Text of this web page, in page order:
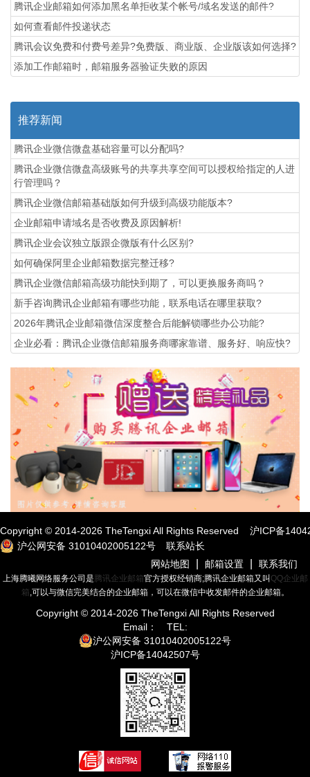
腾讯企业邮箱如何添加黑名单拒收某个帐号/域名发送的邮件?
如何查看邮件投递状态
腾讯会议免费和付费号差异?免费版、商业版、企业版该如何选择?
添加工作邮箱时，邮箱服务器验证失败的原因
推荐新闻
腾讯企业微信微盘基础容量可以分配吗?
腾讯企业微信微盘高级账号的共享共享空间可以授权给指定的人进
行管理吗？
腾讯企业微信邮箱基础版如何升级到高级功能版本?
企业邮箱申请域名是否收费及原因解析!
腾讯企业会议独立版跟企微版有什么区别?
如何确保阿里企业邮箱数据完整迁移?
腾讯企业微信邮箱高级功能‌快到期了，可以更换服务商吗？
新手咨询腾讯企业邮箱有哪些功能，联系电话在哪里获取?
2026年腾讯企业邮箱微信深度整合后能解锁哪些办公功能?
企业必看：腾讯企业微信邮箱服务商哪家靠谱、服务好、响应快?
Copyright © 2014-2026 TheTengxi All Rights Reserved 沪ICP备
沪公网安备 31010402005122号
联系站长
网站地图
邮箱设置 联系我们
上海腾曦网络服务公司是 腾讯企业邮箱官方授权经销商;腾讯企业邮箱又叫 QQ企业邮
箱,可以与微信完美结合的企业邮箱，可以在微信中收发邮件的企业邮箱。
Copyright © 2014-2026TheTengxi All Rights Reserved
Email：
TEL:
沪公网安备 31010402005122号
沪ICP备14042507号